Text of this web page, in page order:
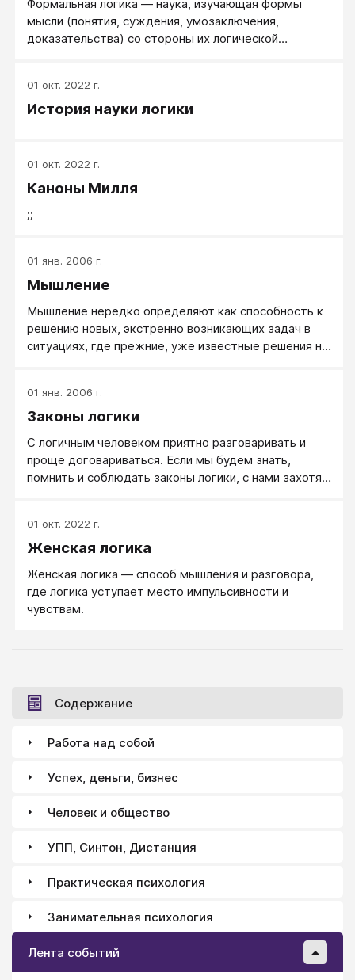
Формальная логика ― наука, изучающая формы
мысли (понятия, суждения, умозаключения,
доказательства) со стороны их логической
01 окт. 2022 г.
История науки логики
01 окт. 2022 г.
Каноны Милля
;;
01 янв. 2006 г.
Мышление
Мышление нередко определяют как способность к
решению новых, экстренно возникающих задач в
ситуациях, где прежние, уже известные решения не
справляться с такими задачами, но это не значит,
что если кто-то не нашел творческого решения в
отсутствовало. В своих простейших формах
мышление, как процесс, это всего лишь
переработка информации в потоке течения мыслей,
01 янв. 2006 г.
Законы логики
С логичным человеком приятно разговаривать и
проще договариваться. Если мы будем знать,
помнить и соблюдать законы логики, с нами захотят
01 окт. 2022 г.
Женская логика
Женская логика — способ мышления и разговора,
где логика уступает место импульсивности и
чувствам.
Содержание
Работа над собой
Успех, деньги, бизнес
Человек и общество
УПП, Синтон, Дистанция
Практическая психология
Занимательная психология
Лента событий